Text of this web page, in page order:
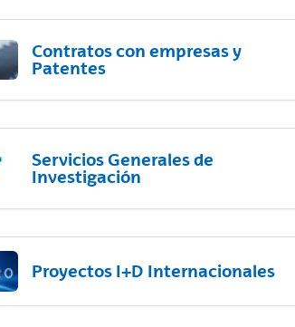
Contratos con empresas y
Patentes
Servicios Generales de
Investigación
Proyectos I+D Internacionales